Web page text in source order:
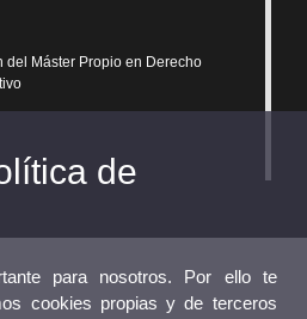
del Máster Propio en Derecho
elegir un postgrado propio de la
de València?
de
para nosotros. Por ello te
cookies propias y de terceros